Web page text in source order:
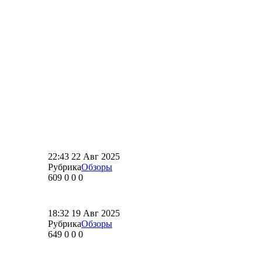
22:43 22 Авг 2025
РубрикаОбзоры
609 0 0 0
18:32 19 Авг 2025
РубрикаОбзоры
649 0 0 0